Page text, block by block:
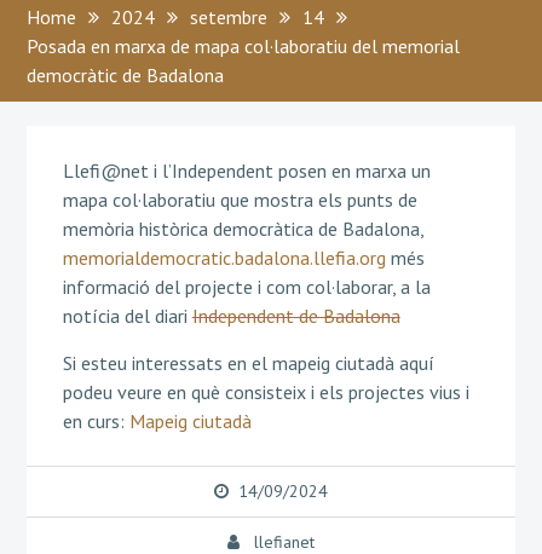
Home 2024 setembre
14
Posada en marxa de mapa col·laboratiu del memorial
democràtic de Badalona
Llefi@net i l’Independent posen en marxa un
mapa col·laboratiu que mostra els punts de
memòria històrica democràtica de Badalona,
memorialdemocratic.badalona.llefia.org més
informació del projecte i com col·laborar, a la
notícia del diariIndependent de Badalona
Si esteu interessats en el mapeig ciutadà aquí
podeu veure en què consisteix i els projectes vius i
en curs: Mapeig ciutadà
14/09/2024
llefianet